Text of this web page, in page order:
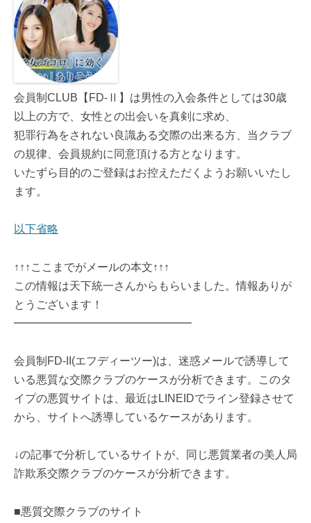
会員制CLUB【FD-Ⅱ】は男性の入会条件としては30歳
以上の方で、女性との出会いを真剣に求め、
犯罪行為をされない良識ある交際の出来る方、当クラブ
の規律、会員規約に同意頂ける方となります。
いたずら目的のご登録はお控えただくようお願いいたし
ます。
以下省略
↑↑↑ここまでがメールの本文↑↑↑
この情報は天下統一さんからもらいました。情報ありが
とうございます！
━━━━━━━━━━━━━━━━
会員制FD-II(エフディーツー)は、迷惑メールで誘導して
いる悪質な交際クラブのケースが分析できます。このタ
イプの悪質サイトは、最近はLINEIDでライン登録させて
から、サイトへ誘導しているケースがあります。
↓の記事で分析しているサイトが、同じ悪質業者の美人局
詐欺系交際クラブのケースが分析できます。
■悪質交際クラブのサイト